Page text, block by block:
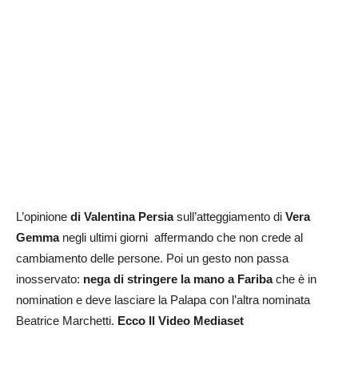
L’opinione di Valentina Persiasull’atteggiamento di Vera
Gemmanegli ultimi giorni affermando che non crede al
cambiamento delle persone. Poi un gesto non passa
inosservato: nega di stringere la mano a Faribache è in
nomination e deve lasciare la Palapa con l’altra nominata
Beatrice Marchetti. Ecco Il Video Mediaset